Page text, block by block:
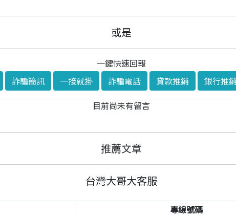
或是
一鍵快速回報
詐騙簡訊 一接就掛 詐騙電話 貸款推銷
銀行推
目前尚未有留言
推薦文章
台灣大哥大客服
專線號碼